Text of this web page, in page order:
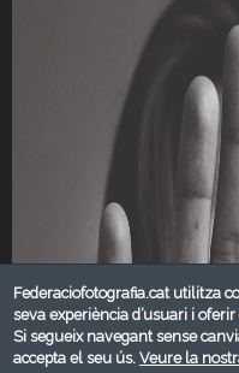
Federaciofotografia.cat utilitza
seva experiència d’usuari i
Si segueix navegant sense
accepta el seu ús.Veure la